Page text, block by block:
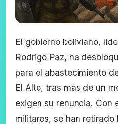
El gobierno boliviano,
Rodrigo Paz, ha
para el abastecimiento
El Alto, tras más de un
exigen su renuncia. Con
militares, se han retirado